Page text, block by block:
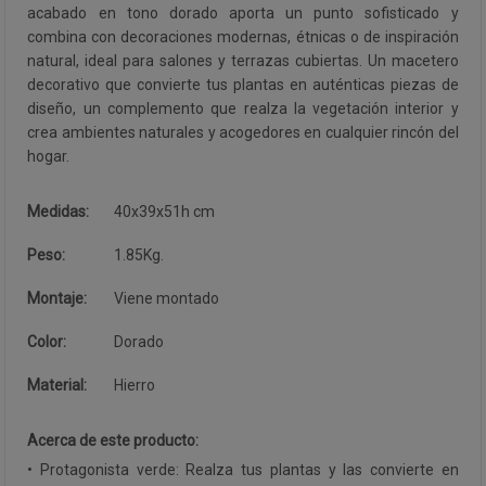
acabado en tono dorado aporta un punto sofisticado y
combina con decoraciones modernas, étnicas o de inspiración
natural, ideal para salones y terrazas cubiertas. Un macetero
decorativo que convierte tus plantas en auténticas piezas de
diseño, un complemento que realza la vegetación interior y
crea ambientes naturales y acogedores en cualquier rincón del
hogar.
Medidas: 40x39x51h cm
Peso: 1.85Kg.
Montaje: Viene montado
Color: Dorado
Material: Hierro
Acerca de este producto:
• Protagonista verde: Realza tus plantas y las convierte en